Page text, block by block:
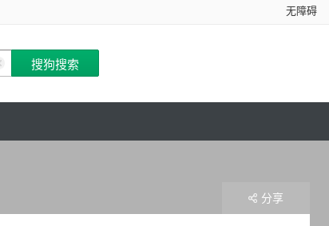
无障碍
分享